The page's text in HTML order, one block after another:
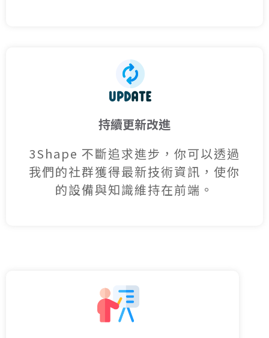
持續更新改進
3Shape 不斷追求進步， 你可以透過
我們的社群獲得最新技術資訊， 使你
的設備與知識維持在前端。